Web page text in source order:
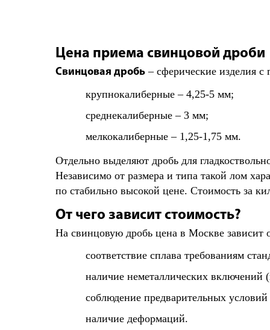
Цена приема свинцовой дроби
Свинцовая дробь – сферические изделия
крупнокалиберные – 4,25-5 мм;
среднекалиберные – 3 мм;
мелкокалиберные – 1,25-1,75 мм.
Отдельно выделяют дробь для
Независимо от размера и типа такой лом
по стабильно высокой цене. Стоимость за
От чего зависит стоимость?
На свинцовую дробь цена в Москве зависит
соответствие сплава требованиям
наличие неметаллических включений
соблюдение предварительных
наличие деформаций.